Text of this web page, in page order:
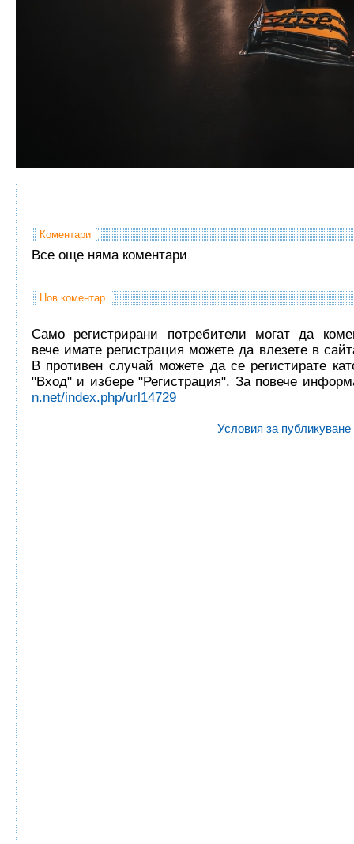
Коментари
Все още няма коментари
Нов коментар
Само регистрирани потребители могат да
вече имате регистрация можете да влезете в
В противен случай можете да се регистирате
"Вход" и избере "Регистрация". За повече
n.net/index.php/url14729
Условия за